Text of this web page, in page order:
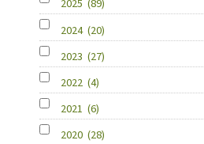
2025 (89)
2024 (20)
2023 (27)
2022 (4)
2021 (6)
2020 (28)